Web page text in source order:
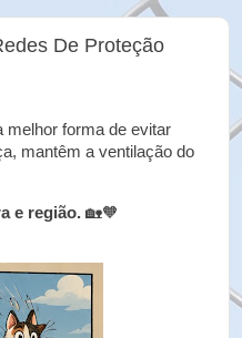
De Proteção
melhor forma de evitar
mantêm a ventilação do
e região. 🏡🧡